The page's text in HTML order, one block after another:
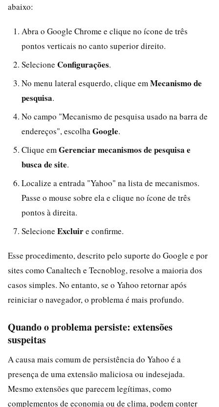
abaixo:
Abra o Google Chrome e clique no ícone de três
pontos verticais no canto superior direito.
Selecione Configurações.
No menu lateral esquerdo, clique em Mecanismo de
pesquisa.
No campo "Mecanismo de pesquisa usado na barra de
endereços", escolha Google.
Clique em Gerenciar mecanismos de pesquisa e
busca de site.
Localize a entrada "Yahoo" na lista de mecanismos.
Passe o mouse sobre ela e clique no ícone de três
pontos à direita.
Selecione Excluire confirme.
Esse procedimento, descrito pelo suporte do Google e por
sites como Canaltech e Tecnoblog, resolve a maioria dos
casos simples. No entanto, se o Yahoo retornar após
reiniciar o navegador, o problema é mais profundo.
Quando o problema persiste: extensões
suspeitas
A causa mais comum de persistência do Yahoo é a
presença de uma extensão maliciosa ou indesejada.
Mesmo extensões que parecem legítimas, como
complementos de economia ou de clima, podem conter